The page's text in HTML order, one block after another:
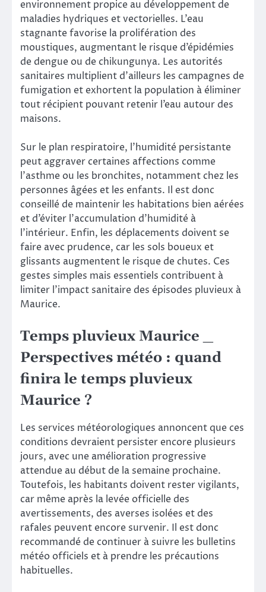
environnement propice au développement de
maladies hydriques et vectorielles. L’eau
stagnante favorise la prolifération des
moustiques, augmentant le risque d’épidémies
de dengue ou de chikungunya. Les autorités
sanitaires multiplient d’ailleurs les campagnes de
fumigation et exhortent la population à éliminer
tout récipient pouvant retenir l’eau autour des
maisons.
Sur le plan respiratoire, l’humidité persistante
peut aggraver certaines affections comme
l’asthme ou les bronchites, notamment chez les
personnes âgées et les enfants. Il est donc
conseillé de maintenir les habitations bien aérées
et d’éviter l’accumulation d’humidité à
l’intérieur. Enfin, les déplacements doivent se
faire avec prudence, car les sols boueux et
glissants augmentent le risque de chutes. Ces
gestes simples mais essentiels contribuent à
limiter l’impact sanitaire des épisodes pluvieux à
Maurice.
Temps pluvieux Maurice _
Perspectives météo : quand
finira le temps pluvieux
Maurice ?
Les services météorologiques annoncent que ces
conditions devraient persister encore plusieurs
jours, avec une amélioration progressive
attendue au début de la semaine prochaine.
Toutefois, les habitants doivent rester vigilants,
car même après la levée officielle des
avertissements, des averses isolées et des
rafales peuvent encore survenir. Il est donc
recommandé de continuer à suivre les bulletins
météo officiels et à prendre les précautions
habituelles.